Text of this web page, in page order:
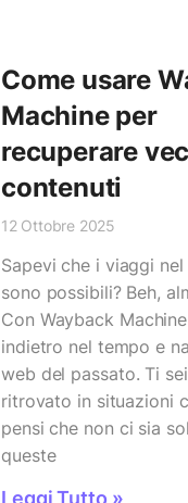
Come usare
Machine per
recuperare
contenuti
12 Ottobre 2025
Sapevi che i viaggi
sono possibili? Beh,
Con Wayback
indietro nel tempo e
web del passato. Ti
ritrovato in situazioni
pensi che non ci sia
queste
Leggi Tutto »